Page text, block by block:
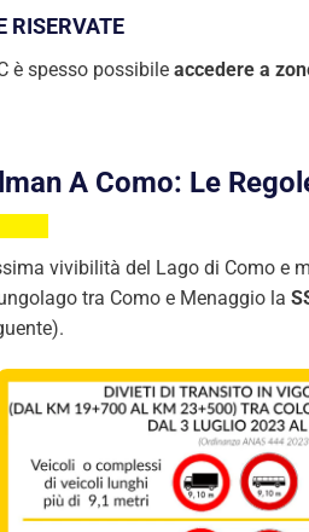
RISERVATE
è spesso possibile accedere a
A Como: Le
vivibilità del Lago di Como e
tra Como e Menaggio la